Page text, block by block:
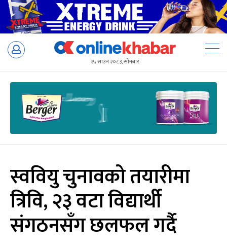
Skip
२५ साउन २०८३, सोमबार
स्ववियु चुनावको तयारीमा
त्रिवि, २३ वटा विद्यार्थी
संगठनसँग छलफल गर्दै